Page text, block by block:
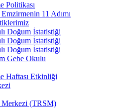
Politikası
Emzirmenin 11 Adımı
Doğum İstatistiği
Doğum İstatistiği
Doğum İstatistiği
Gebe Okulu
Haftası Etkinliği
Merkezi (TRSM)